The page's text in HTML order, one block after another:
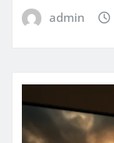
admin